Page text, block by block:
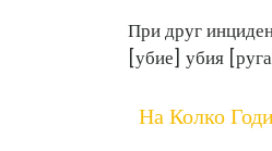
При друг
[убие] убия
На Колко